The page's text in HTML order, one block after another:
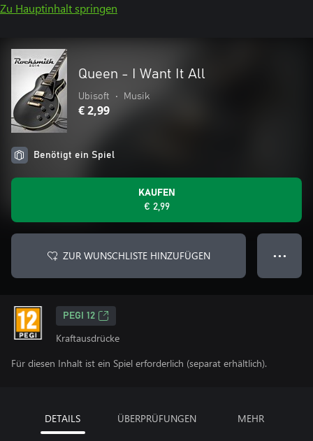
Zu Hauptinhalt springen
Queen - I Want It All
Ubisoft • Musik
€ 2,99
Benötigt ein Spiel
KAUFEN
€ 2,99
ZUR WUNSCHLISTE HINZUFÜGEN ● ● ●
PEGI 12
Kraftausdrücke
Für diesen Inhalt ist ein Spiel erforderlich (separat erhältlich).
DETAILS ÜBERPRÜFUNGEN MEHR